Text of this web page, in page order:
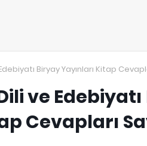
Biryay Yayınları Kitap
ve
Cevapları